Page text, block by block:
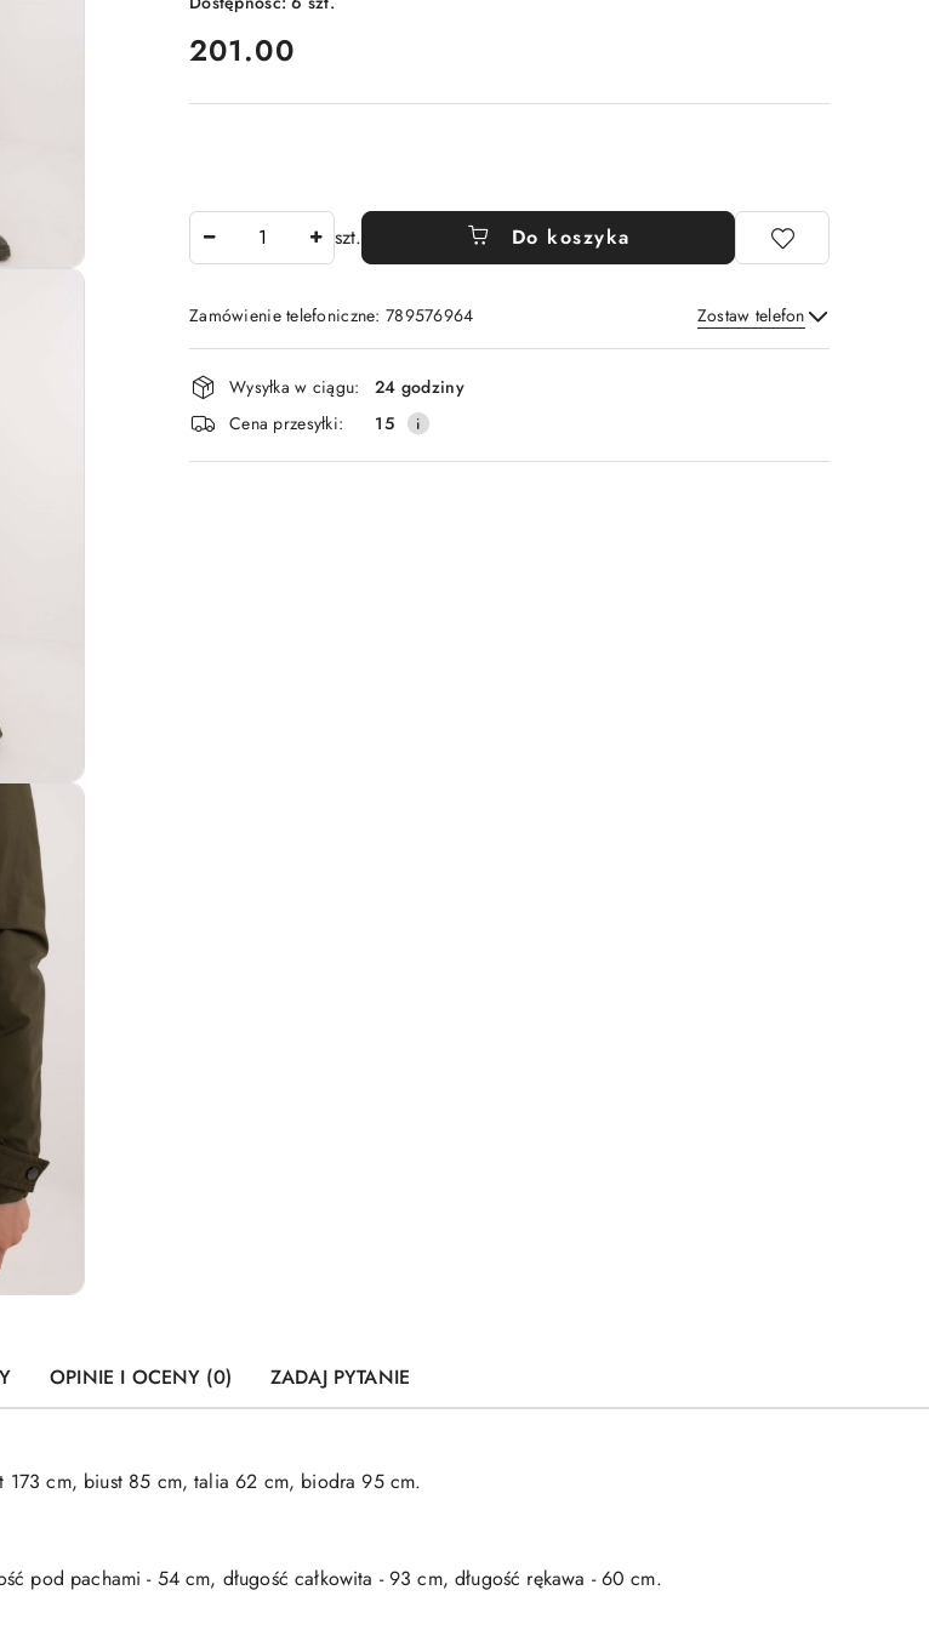
cena:
201.00
szt. Do koszyka
Zamówienie telefoniczne: 789576964 Zostaw telefon
Wyślij
Dostępność
i
dostawa
Wysyłka w ciągu:
24 godziny
Cena przesyłki:
15
OPINIE I OCENY (0) ZADAJ PYTANIE
173 cm, biust 85 cm, talia 62 cm, biodra 95 cm.
pod pachami - 54 cm, długość całkowita - 93 cm, długość rękawa - 60 cm.